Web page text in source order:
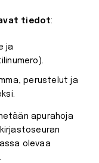
tiedot:
ja
perustelut ja
apurahoja
olevaa